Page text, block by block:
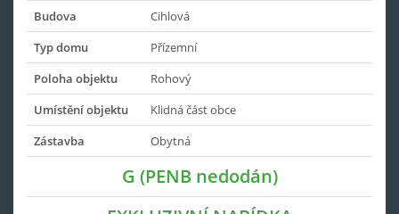
Budova
Cihlová
Typ domu
Přízemní
Poloha objektu
Rohový
Umístění objektu
Klidná část obce
Zástavba
Obytná
G (PENB nedodán)